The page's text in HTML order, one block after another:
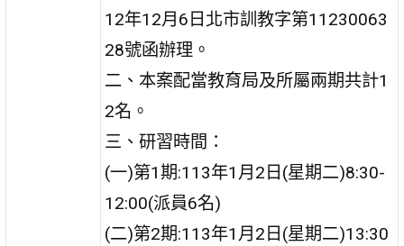
12年12月6日北市訓教字第11230063
28號函辦理。
二、本案配當教育局及所屬兩期共計1
2名。
三、研習時間：
(一)第1期:113年1月2日(星期二)8:30-
12:00(派員6名)
(二)第2期:113年1月2日(星期二)13:30